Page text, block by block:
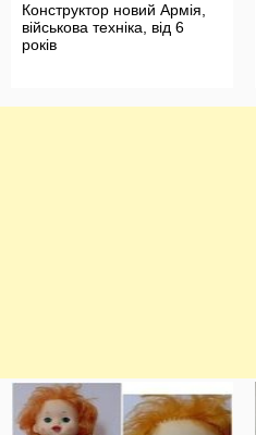
Конструктор новий Армія,
військова техніка, від 6
років